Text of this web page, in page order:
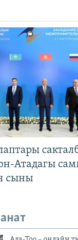
Атадагы
сыны